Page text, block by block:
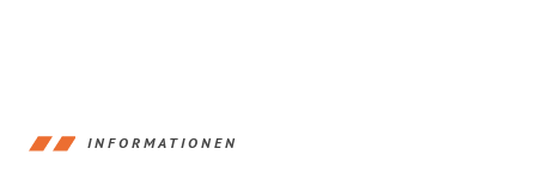
INFORMATIONEN